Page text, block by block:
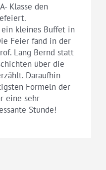
Klasse den
kleines Buffet in
Feier fand in der
Lang Bernd statt
über die
Daraufhin
Formeln der
eine sehr
Stunde!